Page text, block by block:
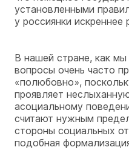
установленными
у россиянки искреннее
В нашей стране, как
вопросы очень часто
«полюбовно»,
проявляет
асоциальному
считают нужным
стороны социальных
подобная